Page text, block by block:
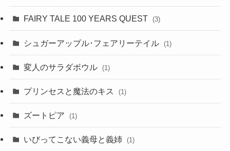
FAIRY TALE 100 YEARS QUEST (3)
シュガーアップル･フェアリーテイル (1)
変人のサラダボウル (1)
プリンセスと魔法のキス (1)
ズートピア (1)
いびってこない義母と義姉 (1)